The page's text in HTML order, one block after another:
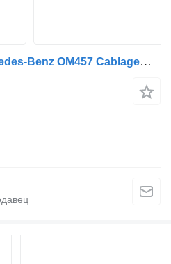
Электропроводка Mercedes-Benz OM457 Cablagem A4571506133 для грузовика Mercedes-Benz